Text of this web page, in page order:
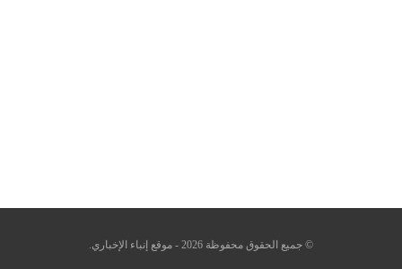
© جميع الحقوق محفوظة 2026 - موقع إنباء الإخباري.